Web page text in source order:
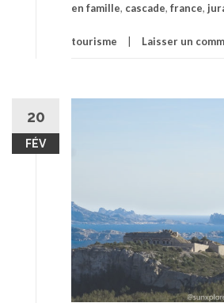
en famille, cascade, france,
tourisme Laisser un
20
FÉV